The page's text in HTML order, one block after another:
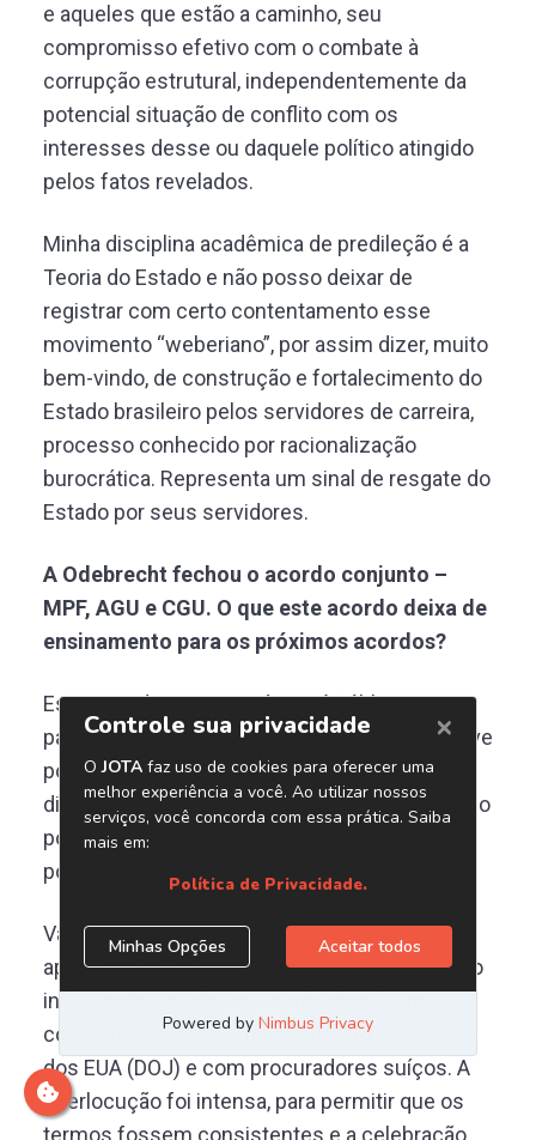
e aqueles que estão a caminho, seu
compromisso efetivo com o combate à
corrupção estrutural, independentemente da
potencial situação de conflito com os
interesses desse ou daquele político atingido
pelos fatos revelados.
Minha disciplina acadêmica de predileção é a
Teoria do Estado e não posso deixar de
registrar com certo contentamento esse
movimento “weberiano”, por assim dizer, muito
bem-vindo, de construção e fortalecimento do
Estado brasileiro pelos servidores de carreira,
processo conhecido por racionalização
burocrática. Representa um sinal de resgate do
Estado por seus servidores.
A Odebrecht fechou o acordo conjunto –
MPF, AGU e CGU. O que este acordo deixa de
ensinamento para os próximos acordos?
Esse acordo, cuja existência é pública, me
parece desbravador por várias razões, inclusive
por ser o primeiro em que os três órgãos se
dispuseram a agir de maneira harmônica, tendo
por objeto fatos, notoriamente, sensíveis do
ponto de vista político.
Vale lembrar que essa articulação não foi
apenas doméstica, mas internacional. Desde o
início, tratou-se de um acordo global, em
coordenação com o Departamento de Justiça
dos EUA (DOJ) e com procuradores suíços. A
interlocução foi intensa, para permitir que os
termos fossem consistentes e a celebração